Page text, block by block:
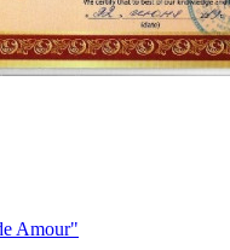
Amour"